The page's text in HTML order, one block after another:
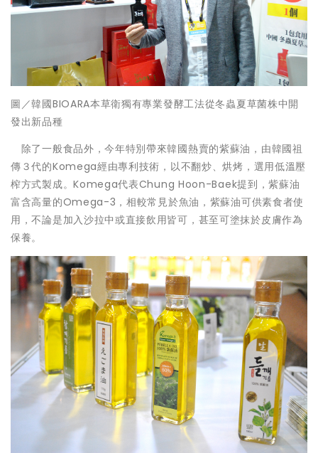
圖／韓國BIOARA本草衛獨有專業發酵工法從冬蟲夏草菌株中開
發出新品種
除了一般食品外，今年特別帶來韓國熱賣的紫蘇油，由韓國祖
傳３代的Komega經由專利技術，以不翻炒、烘烤，選用低溫壓
榨方式製成。Komega代表Chung Hoon-Baek提到，紫蘇油
富含高量的Omega-3，相較常見於魚油，紫蘇油可供素食者使
用，不論是加入沙拉中或直接飲用皆可，甚至可塗抹於皮膚作為
保養。